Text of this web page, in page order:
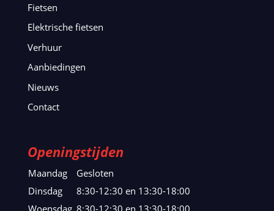
Fietsen
Elektrische fietsen
Verhuur
Aanbiedingen
Nieuws
Contact
Openingstijden
Maandag
Gesloten
Dinsdag
8:30-12:30 en 13:30-18:00
Woensdag 8:30-12:30 en 13:30-18:00